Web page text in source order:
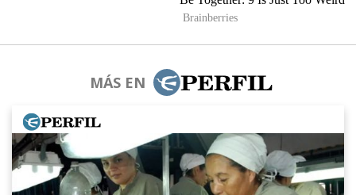
MÁS EN